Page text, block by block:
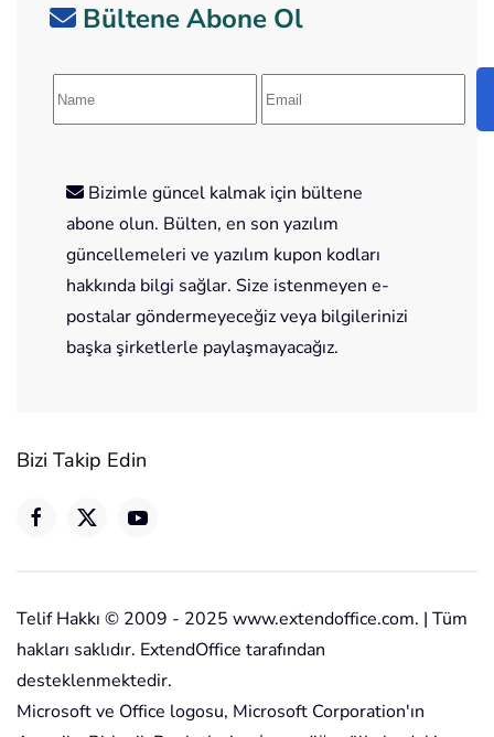
Bültene Abone Ol
Bizimle güncel kalmak için bültene
abone olun. Bülten, en son yazılım
güncellemeleri ve yazılım kupon kodları
hakkında bilgi sağlar. Size istenmeyen e-
postalar göndermeyeceğiz veya bilgilerinizi
başka şirketlerle paylaşmayacağız.
Bizi Takip Edin
Telif Hakkı © 2009 - 2025 www.extendoffice.com. | Tüm
hakları saklıdır. ExtendOffice tarafından
desteklenmektedir.
Microsoft ve Office logosu, Microsoft Corporation'ın